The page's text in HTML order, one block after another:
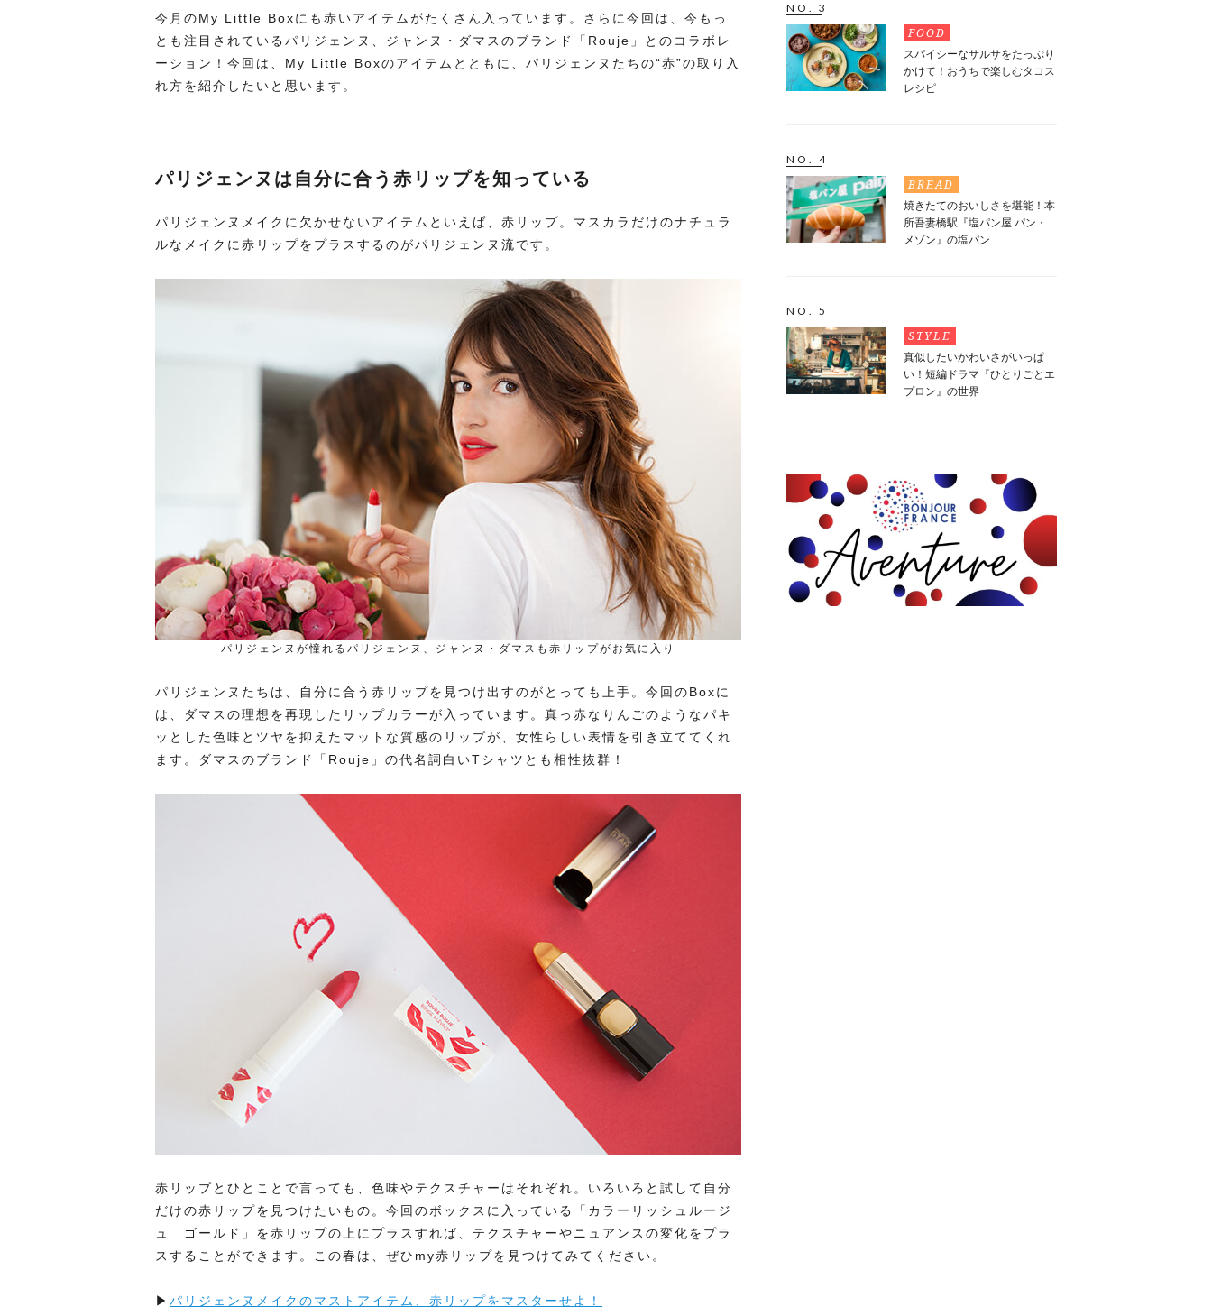
今月のMy Little Boxにも赤いアイテムがたくさん入っています。さらに今回は、今もっ
とも注目されているパリジェンヌ、ジャンヌ・ダマスのブランド「Rouje」とのコラボレ
ーション！今回は、My Little Boxのアイテムとともに、パリジェンヌたちの“赤”の取り入
れ方を紹介したいと思います。
パリジェンヌは自分に合う赤リップを知っている
パリジェンヌメイクに欠かせないアイテムといえば、赤リップ。マスカラだけのナチュラ
ルなメイクに赤リップをプラスするのがパリジェンヌ流です。
パリジェンヌが憧れるパリジェンヌ、ジャンヌ・ダマスも赤リップがお気に入り
パリジェンヌたちは、自分に合う赤リップを見つけ出すのがとっても上手。今回のBoxに
は、ダマスの理想を再現したリップカラーが入っています。真っ赤なりんごのようなパキ
ッとした色味とツヤを抑えたマットな質感のリップが、女性らしい表情を引き立ててくれ
ます。ダマスのブランド「Rouje」の代名詞白いTシャツとも相性抜群！
赤リップとひとことで言っても、色味やテクスチャーはそれぞれ。いろいろと試して自分
だけの赤リップを見つけたいもの。今回のボックスに入っている「カラーリッシュルージ
ュ ゴールド」を赤リップの上にプラスすれば、テクスチャーやニュアンスの変化をプラ
スすることができます。この春は、ぜひmy赤リップを見つけてみてください。
▶ パリジェンヌメイクのマストアイテム、赤リップをマスターせよ！
NO. 3
FOOD
スパイシーなサルサをたっぷり
かけて！おうちで楽しむタコス
レシピ
NO. 4
BREAD
焼きたてのおいしさを堪能！本
所吾妻橋駅『塩パン屋 パン・
メゾン』の塩パン
NO. 5
STYLE
真似したいかわいさがいっぱ
い！短編ドラマ『ひとりごとエ
プロン』の世界